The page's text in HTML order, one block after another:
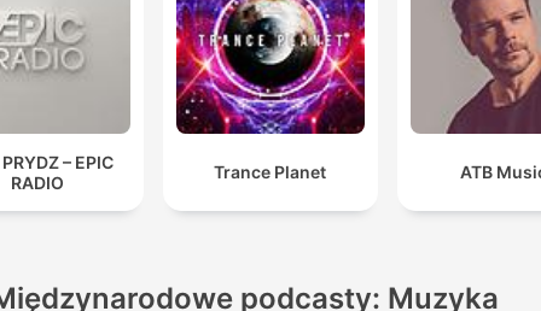
– EPIC
RADIO
Trance Planet ATB
podcasty: Muzyka